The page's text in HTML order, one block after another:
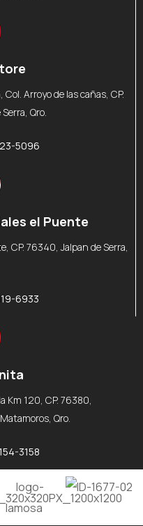
Arroyo de las cañas, CP.
Qro.
5096
el Puente
CP. 76340, Jalpan de Serra,
6933
Km 120, CP. 76380,
Qro.
3158